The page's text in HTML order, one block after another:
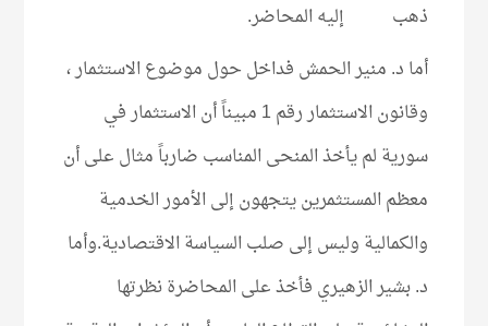
ذهب إليه المحاضر.
أما د. منير الحمش فداخل حول موضوع الاستثمار ،
وقانون الاستثمار رقم 1 مبيناً أن الاستثمار في
سورية لم يأخذ المنحى المناسب ضارباً مثال على أن
معظم المستثمرين يتجهون إلى الأمور الخدمية
والكمالية وليس إلى صلب السياسة الاقتصادية.وأما
د. بشير الزهيري فأخذ على المحاضرة نظرتها